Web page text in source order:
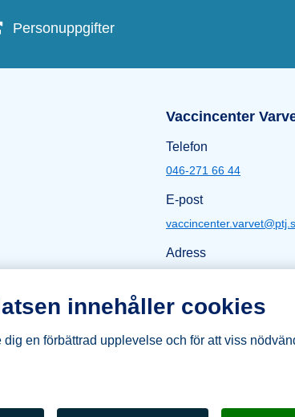
innehåller cookies
en förbättrad upplevelse och för att viss
Personuppgifter
Öppettider
Vaccincenter
Telefon
046-271 66 44
E-post
Adress
Karta